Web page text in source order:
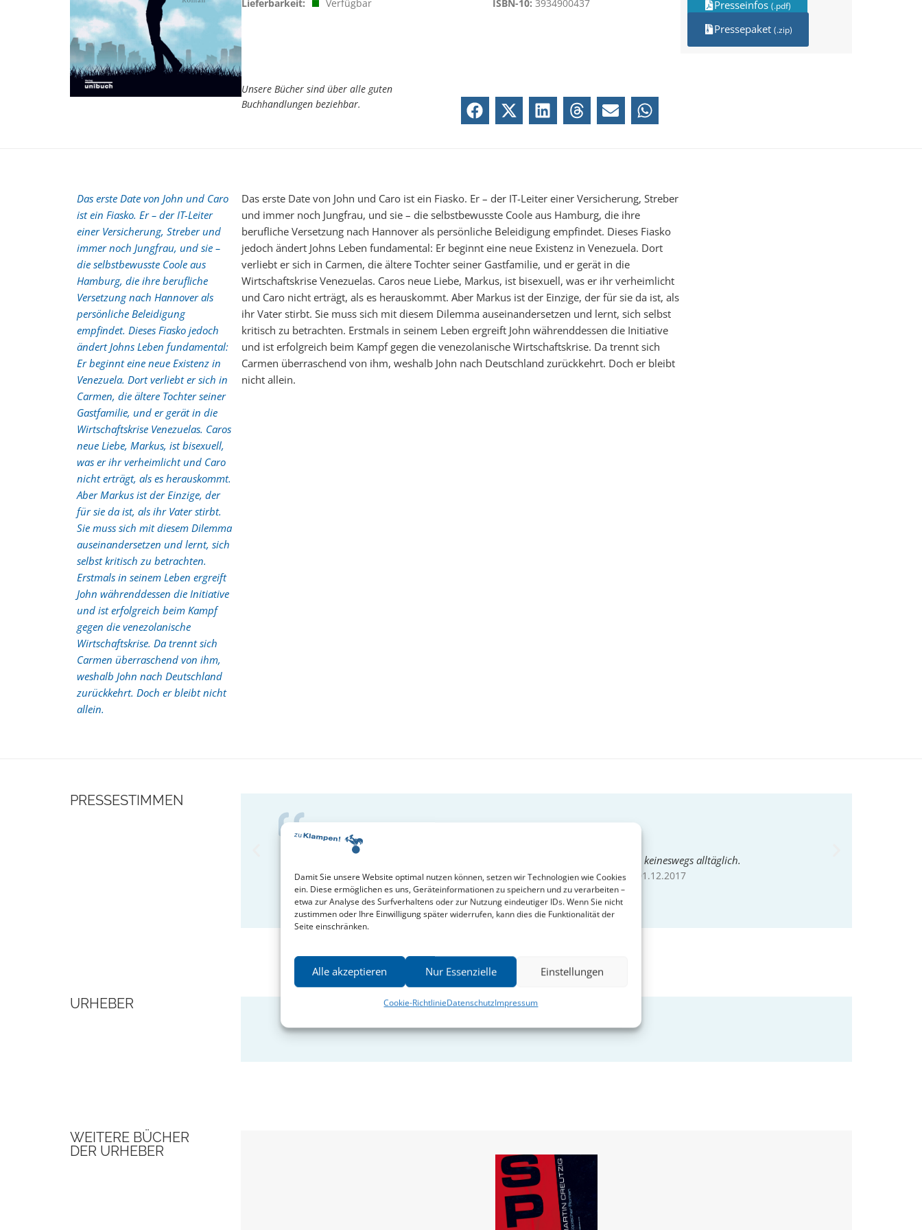
Damit Sie unsere Website optimal nutzen können, setzen wir Technologien wie Cookies
ein. Diese ermöglichen es uns, Geräteinformationen zu speichern und zu verarbeiten –
etwa zur Analyse des Surfverhaltens oder zur Nutzung eindeutiger IDs. Wenn Sie nicht
zustimmen oder Ihre Einwilligung später widerrufen, kann dies die Funktionalität der
Seite einschränken.
Alle akzeptieren Nur Essenzielle Einstellungen
Cookie-RichtlinieDatenschutzImpressum
Lieferbarkeit:
Verfügbar
ISBN-10: 3934900437 Presseinfos (.pdf)
Pressepaket (.zip)
Unsere Bücher sind über alle guten
Buchhandlungen beziehbar.
Das erste Date von John und Caro
ist ein Fiasko. Er – der IT-Leiter
einer Versicherung, Streber und
immer noch Jungfrau, und sie –
die selbstbewusste Coole aus
Hamburg, die ihre berufliche
Versetzung nach Hannover als
persönliche Beleidigung
empfindet. Dieses Fiasko jedoch
ändert Johns Leben fundamental:
Er beginnt eine neue Existenz in
Venezuela. Dort verliebt er sich in
Carmen, die ältere Tochter seiner
Gastfamilie, und er gerät in die
Wirtschaftskrise Venezuelas. Caros
neue Liebe, Markus, ist bisexuell,
was er ihr verheimlicht und Caro
nicht erträgt, als es herauskommt.
Aber Markus ist der Einzige, der
für sie da ist, als ihr Vater stirbt.
Sie muss sich mit diesem Dilemma
auseinandersetzen und lernt, sich
selbst kritisch zu betrachten.
Erstmals in seinem Leben ergreift
John währenddessen die Initiative
und ist erfolgreich beim Kampf
gegen die venezolanische
Wirtschaftskrise. Da trennt sich
Carmen überraschend von ihm,
weshalb John nach Deutschland
zurückkehrt. Doch er bleibt nicht
allein.
Das erste Date von John und Caro ist ein Fiasko. Er – der IT-Leiter einer Versicherung, Streber
und immer noch Jungfrau, und sie – die selbstbewusste Coole aus Hamburg, die ihre
berufliche Versetzung nach Hannover als persönliche Beleidigung empfindet. Dieses Fiasko
jedoch ändert Johns Leben fundamental: Er beginnt eine neue Existenz in Venezuela. Dort
verliebt er sich in Carmen, die ältere Tochter seiner Gastfamilie, und er gerät in die
Wirtschaftskrise Venezuelas. Caros neue Liebe, Markus, ist bisexuell, was er ihr verheimlicht
und Caro nicht erträgt, als es herauskommt. Aber Markus ist der Einzige, der für sie da ist, als
ihr Vater stirbt. Sie muss sich mit diesem Dilemma auseinandersetzen und lernt, sich selbst
kritisch zu betrachten. Erstmals in seinem Leben ergreift John währenddessen die Initiative
und ist erfolgreich beim Kampf gegen die venezolanische Wirtschaftskrise. Da trennt sich
Carmen überraschend von ihm, weshalb John nach Deutschland zurückkehrt. Doch er bleibt
nicht allein.
PRESSESTIMMEN
Ein Unterhaltungsroman aus der Feder eines Bauunternehmers: keineswegs alltäglich.
Klaus Pohlmann in: Niedersächsische Wirtschaft , 01.12.2017
URHEBER
WEITERE BÜCHER
DER URHEBER